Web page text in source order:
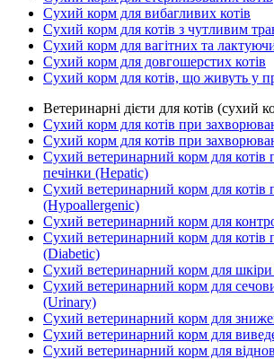
Сухий корм для вибагливих котів
Сухий корм для котів з чутливим
Сухий корм для вагітних та
Сухий корм для довгошерстих котів
Сухий корм для котів, що живуть у
Ветеринарні дієти для котів (сухий
Сухий корм для котів при
Сухий корм для котів при
Сухий ветеринарний корм для котів
печінки (Hepatic)
Сухий ветеринарний корм для котів
(Hypoallergenic)
Сухий ветеринарний корм для
Сухий ветеринарний корм для котів
(Diabetic)
Сухий ветеринарний корм для шкіри
Сухий ветеринарний корм для
(Urinary)
Сухий ветеринарний корм для
Сухий ветеринарний корм для
Сухий ветеринарний корм для